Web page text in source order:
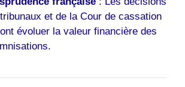
et de la Cour de cassation
évoluer la valeur financière des